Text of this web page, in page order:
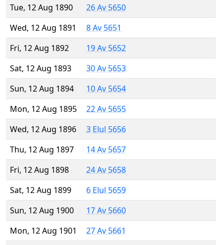
Tue, 12 Aug 1890
26 Av 5650
Wed, 12 Aug 1891
8 Av 5651
Fri, 12 Aug 1892
19 Av 5652
Sat, 12 Aug 1893
30 Av 5653
Sun, 12 Aug 1894
10 Av 5654
Mon, 12 Aug 1895
22 Av 5655
Wed, 12 Aug 1896
3 Elul 5656
Thu, 12 Aug 1897
14 Av 5657
Fri, 12 Aug 1898
24 Av 5658
Sat, 12 Aug 1899
6 Elul 5659
Sun, 12 Aug 1900
17 Av 5660
Mon, 12 Aug 1901
27 Av 5661